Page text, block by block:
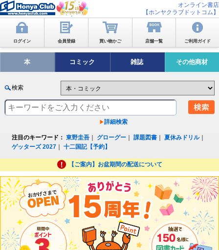
オンライン書店
【ホンヤクラブドットコム】
ログイン 会員登録 買い物かご 店舗一覧 ご利用ガイド
本 コミック 雑誌 その他商材
検索
詳細検索
注目のキーワード： 東野圭吾 グローグー ｜課題図書 ｜夏休みドリル｜
ゲッターズ 2027 ｜十二国記【予約】
【ご案内】お盆期間の配送について